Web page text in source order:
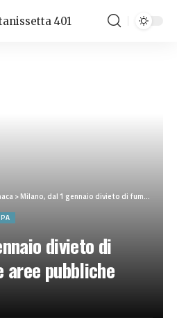
>Milano, dal 1 gennaio divieto di fumo in tutte le aree pubbliche all’aperto
divieto di
pubbliche